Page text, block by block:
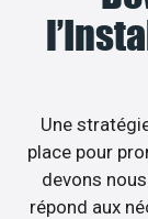
Une
place pour
devons
répond aux